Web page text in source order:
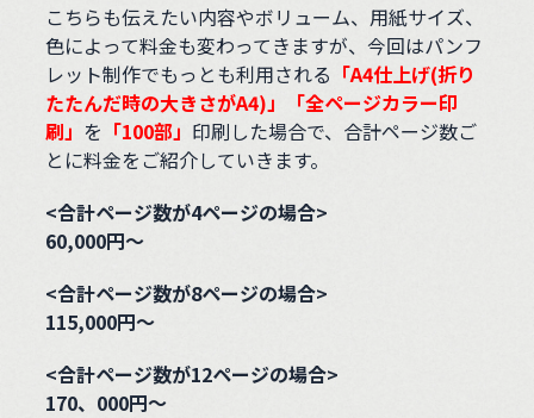
こちらも伝えたい内容やボリューム、用紙サイズ、
色によって料金も変わってきますが、今回はパンフ
レット制作でもっとも利用される 「A4仕上げ(折り
たたんだ時の大きさがA4)」「全ページカラー印
刷」 を 「100部」 印刷した場合で、合計ページ数ご
とに料金をご紹介していきます。
<合計ページ数が4ページの場合>
60,000円～
<合計ページ数が8ページの場合>
115,000円～
<合計ページ数が12ページの場合>
170、000円～